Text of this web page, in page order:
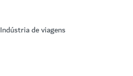
Indústria de viagens